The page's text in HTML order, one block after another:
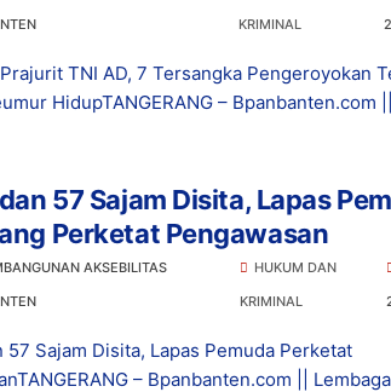
KRIMINAL
TNI AD, 7 Tersangka Pengeroyokan
HidupTANGERANG – Bpanbanten.com
57 Sajam Disita, Lapas
Perketat Pengawasan
AKSEBILITAS
HUKUM DAN
KRIMINAL
57 Sajam Disita, Lapas Pemuda Perketat
– Bpanbanten.com || Lembaga